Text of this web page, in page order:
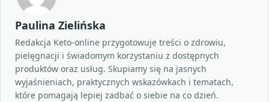
Paulina Zielińska
Redakcja Keto-online przygotowuje treści o zdrowiu,
pielęgnacji i świadomym korzystaniu z dostępnych
produktów oraz usług. Skupiamy się na jasnych
wyjaśnieniach, praktycznych wskazówkach i tematach,
które pomagają lepiej zadbać o siebie na co dzień.